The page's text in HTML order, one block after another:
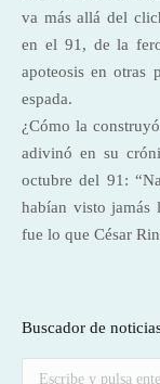
va más allá del
en el 91, de la
apoteosis en otras
espada.
¿Cómo la
adivinó en su
octubre del 91:
habían visto jamás
fue lo que César
Buscador de